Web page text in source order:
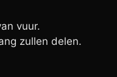
vuur.
zullen delen.